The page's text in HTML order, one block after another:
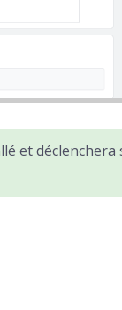
et déclenchera